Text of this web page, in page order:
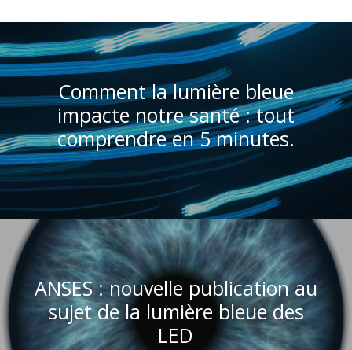
Comment la lumière bleue
impacte notre santé : tout
comprendre en 5 minutes.
ANSES : nouvelle publication au
sujet de la lumière bleue des
LED